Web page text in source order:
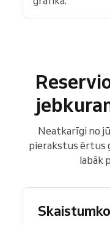
Neatkarīgi no
pierakstus ērtus
labāk